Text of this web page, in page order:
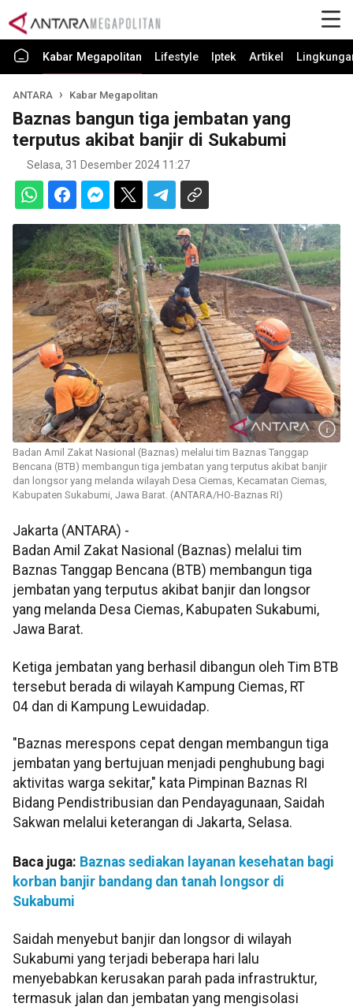
Kabar Megapolitan Lifestyle Iptek Artikel
ANTARA Kabar Megapolitan
Baznas bangun tiga jembatan yang
terputus akibat banjir di Sukabumi
Selasa, 31 Desember 2024 11:27
Badan Amil Zakat Nasional (Baznas) melalui tim Baznas Tanggap
Bencana (BTB) membangun tiga jembatan yang terputus akibat banjir
dan longsor yang melanda wilayah Desa Ciemas, Kecamatan Ciemas,
Kabupaten Sukabumi, Jawa Barat. (ANTARA/HO-Baznas RI)
Jakarta (ANTARA) -
Badan Amil Zakat Nasional (Baznas) melalui tim
Baznas Tanggap Bencana (BTB) membangun tiga
jembatan yang terputus akibat banjir dan longsor
yang melanda Desa Ciemas, Kabupaten Sukabumi,
Jawa Barat.
Ketiga jembatan yang berhasil dibangun oleh Tim BTB
tersebut berada di wilayah Kampung Ciemas, RT
04 dan di Kampung Lewuidadap.
"Baznas merespons cepat dengan membangun tiga
jembatan yang bertujuan menjadi penghubung bagi
aktivitas warga sekitar," kata Pimpinan Baznas RI
Bidang Pendistribusian dan Pendayagunaan, Saidah
Sakwan melalui keterangan di Jakarta, Selasa.
Baca juga: Baznas sediakan layanan kesehatan bagi
korban banjir bandang dan tanah longsor di
Sukabumi
Saidah menyebut banjir dan longsor di wilayah
Sukabumi yang terjadi beberapa hari lalu
menyebabkan kerusakan parah pada infrastruktur,
termasuk jalan dan jembatan yang mengisolasi